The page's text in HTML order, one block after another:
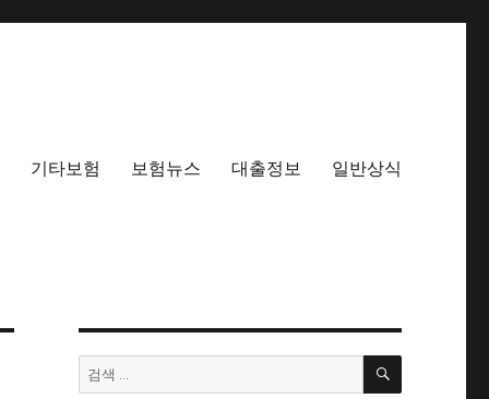
기타보험 보험뉴스 대출정보 일반상식
검
색:
검